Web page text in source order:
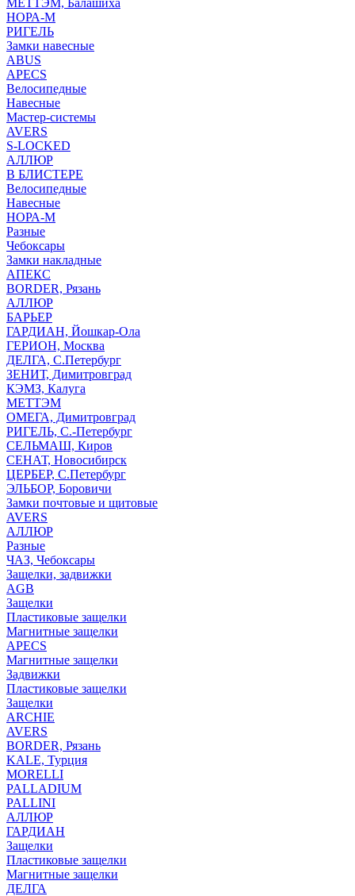
НОРА-М
РИГЕЛЬ
Замки навесные
ABUS
APECS
Велосипедные
Навесные
Мастер-системы
AVERS
S-LOCKED
АЛЛЮР
В БЛИСТЕРЕ
Велосипедные
Навесные
НОРА-М
Разные
Чебоксары
Замки накладные
АПЕКС
BORDER, Рязань
АЛЛЮР
БАРЬЕР
ГАРДИАН, Йошкар-Ола
ГЕРИОН, Москва
ДЕЛГА, С.Петербург
ЗЕНИТ, Димитровград
КЭМЗ, Калуга
МЕТТЭМ
ОМЕГА, Димитровград
РИГЕЛЬ, С.-Петербург
СЕЛЬМАШ, Киров
СЕНАТ, Новосибирск
ЦЕРБЕР, С.Петербург
ЭЛЬБОР, Боровичи
Замки почтовые и щитовые
AVERS
АЛЛЮР
Разные
ЧАЗ, Чебоксары
Защелки, задвижки
AGB
Защелки
Пластиковые защелки
Магнитные защелки
APECS
Магнитные защелки
Задвижки
Пластиковые защелки
Защелки
ARCHIE
AVERS
BORDER, Рязань
KALE, Турция
MORELLI
PALLADIUM
PALLINI
АЛЛЮР
ГАРДИАН
Защелки
Пластиковые защелки
Магнитные защелки
ДЕЛГА